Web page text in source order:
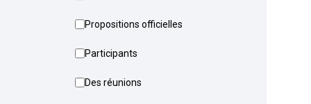
Propositions officielles
Participants
Des réunions